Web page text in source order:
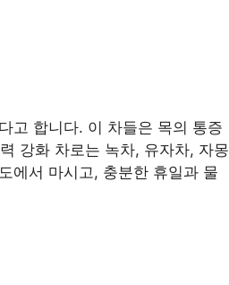
고 합니다. 이 차들은 목의 통증
강화 차로는 녹차, 유자차, 자몽
에서 마시고, 충분한 휴일과 물